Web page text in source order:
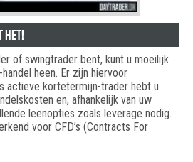
het!
of swingtrader bent, kunt u moeilijk
heen. Er zijn hiervoor
actieve kortetermijn-trader hebt u
en, afhankelijk van uw
leenopties zoals leverage nodig.
voor CFD’s (Contracts For